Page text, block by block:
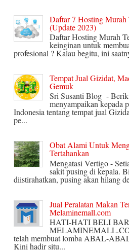
Daftar 7 Hosting Murah
(Update 2023)
Daftar Hosting Murah
keinginan untuk
profesional ? Kalau begitu, ini
Tempat Jual Gizidat,
Gemuk
Sri Susanti Blog -
menyampaikan kepada
Indonesia tentang tempat jual
pe...
Obat Alami Untuk
Tertahankan
Mengatasi Vertigo -
sakit pusing di kepala.
diistirahatkan, pusing akan hilang
Jual Peralatan Makan
Melaminemall.com
HATI-HATI BELI
telah membuat lomba ABAL-
Kini hadir situ...